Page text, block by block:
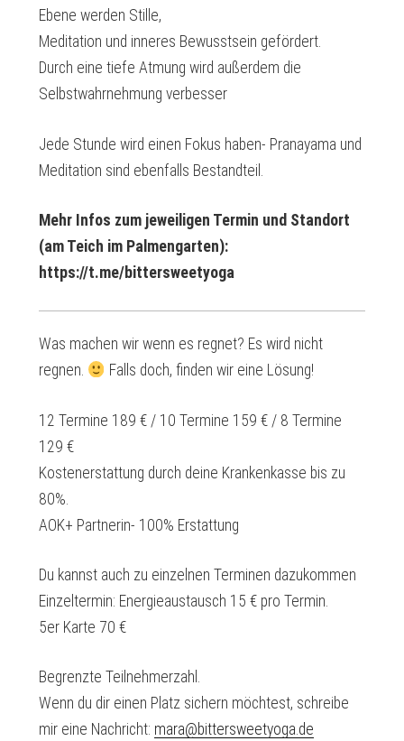
Ebene werden Stille,
Meditation und inneres Bewusstsein gefördert.
Durch eine tiefe Atmung wird außerdem die
Selbstwahrnehmung verbesser
Jede Stunde wird einen Fokus haben- Pranayama und
Meditation sind ebenfalls Bestandteil.
Mehr Infos zum jeweiligen Termin und Standort
(am Teich im Palmengarten):
https://t.me/bittersweetyoga
Was machen wir wenn es regnet? Es wird nicht
regnen.
Falls doch, finden wir eine Lösung!
12 Termine 189 € / 10 Termine 159 € / 8 Termine
129 €
Kostenerstattung durch deine Krankenkasse bis zu
80%.
AOK+ Partnerin- 100% Erstattung
Du kannst auch zu einzelnen Terminen dazukommen
Einzeltermin: Energieaustausch 15 € pro Termin.
5er Karte 70 €
Begrenzte Teilnehmerzahl.
Wenn du dir einen Platz sichern möchtest, schreibe
mir eine Nachricht: mara@bittersweetyoga.de